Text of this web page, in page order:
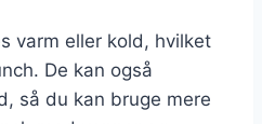
varm eller kold, hvilket
De kan også
så du kan bruge mere